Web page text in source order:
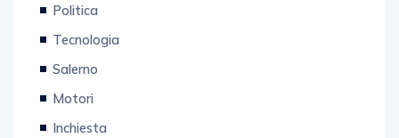
Politica
Tecnologia
Salerno
Motori
Inchiesta